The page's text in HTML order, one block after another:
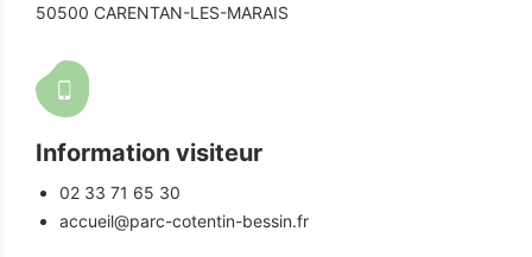
50500 CARENTAN-LES-MARAIS
Information visiteur
02 33 71 65 30
accueil@parc-cotentin-bessin.fr